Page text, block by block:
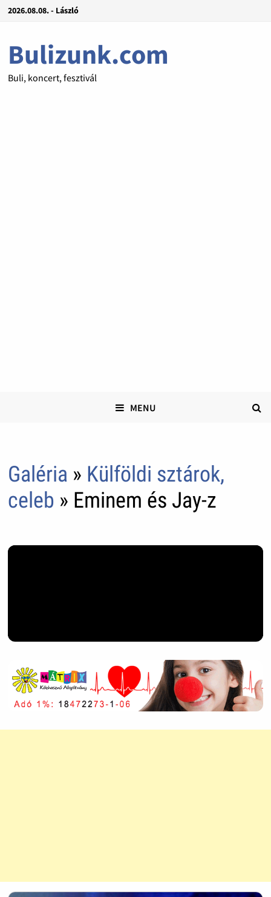
2026.08.08. - László
Bulizunk.com
Buli, koncert, fesztivál
MENU
Galéria » Külföldi sztárok,
celeb » Eminem és Jay-z